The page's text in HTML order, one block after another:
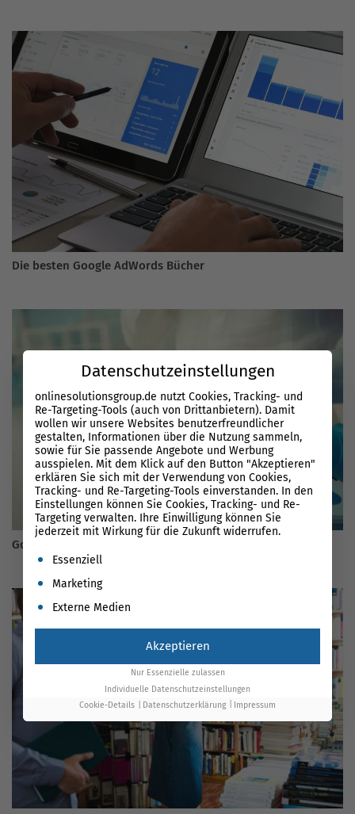
Die besten Google AdWords Bücher
Google AdWords: CPCs abschätzen und optimieren
Datenschutzeinstellungen
onlinesolutionsgroup.de nutzt Cookies, Tracking- und
Re-Targeting-Tools (auch von Drittanbietern). Damit
wollen wir unsere Websites benutzerfreundlicher
gestalten, Informationen über die Nutzung sammeln,
sowie für Sie passende Angebote und Werbung
ausspielen. Mit dem Klick auf den Button "Akzeptieren"
erklären Sie sich mit der Verwendung von Cookies,
Tracking- und Re-Targeting-Tools einverstanden. In den
Einstellungen können Sie Cookies, Tracking- und Re-
Targeting verwalten. Ihre Einwilligung können Sie
jederzeit mit Wirkung für die Zukunft widerrufen.
Es folgt eine Liste der Service-Gruppen, für die eine
Essenziell
Marketing
Externe Medien
Akzeptieren
Nur Essenzielle zulassen
Individuelle Datenschutzeinstellungen
Cookie-Details
Datenschutzerklärung Impressum